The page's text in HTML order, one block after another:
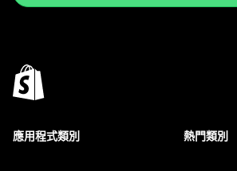
應用程式類別 熱門類別